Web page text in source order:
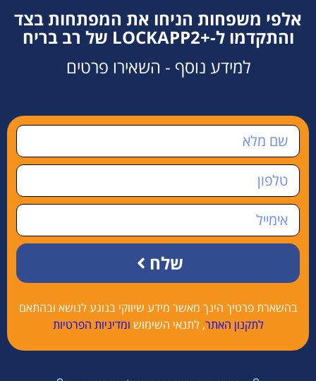
אלפי משפחות הניחו את המפתחות בצד
והתקדמו ל-+LOCKAPP2 של רב בריח
למידע נוסף - השאירו פרטים
שלח
בהשארת פרטיך הינך מאשר מידע שיווקי בנוגע לנושא ובהתאם
לתקנון האתר, לתנאי השימוש ומדיניות הפרטיות